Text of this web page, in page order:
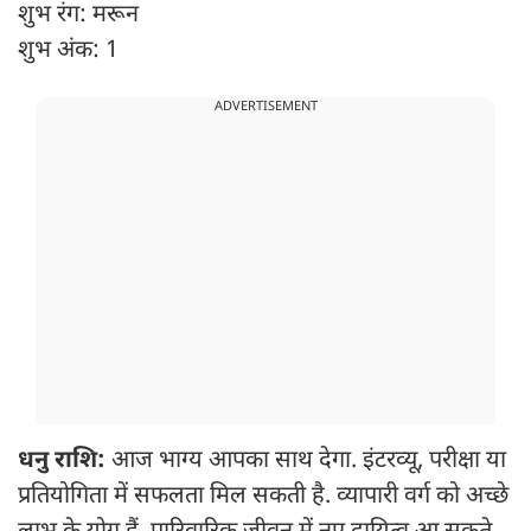
शुभ रंग: मरून
शुभ अंक: 1
ADVERTISEMENT
धनु राशि: आज भाग्य आपका साथ देगा. इंटरव्यू, परीक्षा या
प्रतियोगिता में सफलता मिल सकती है. व्यापारी वर्ग को अच्छे